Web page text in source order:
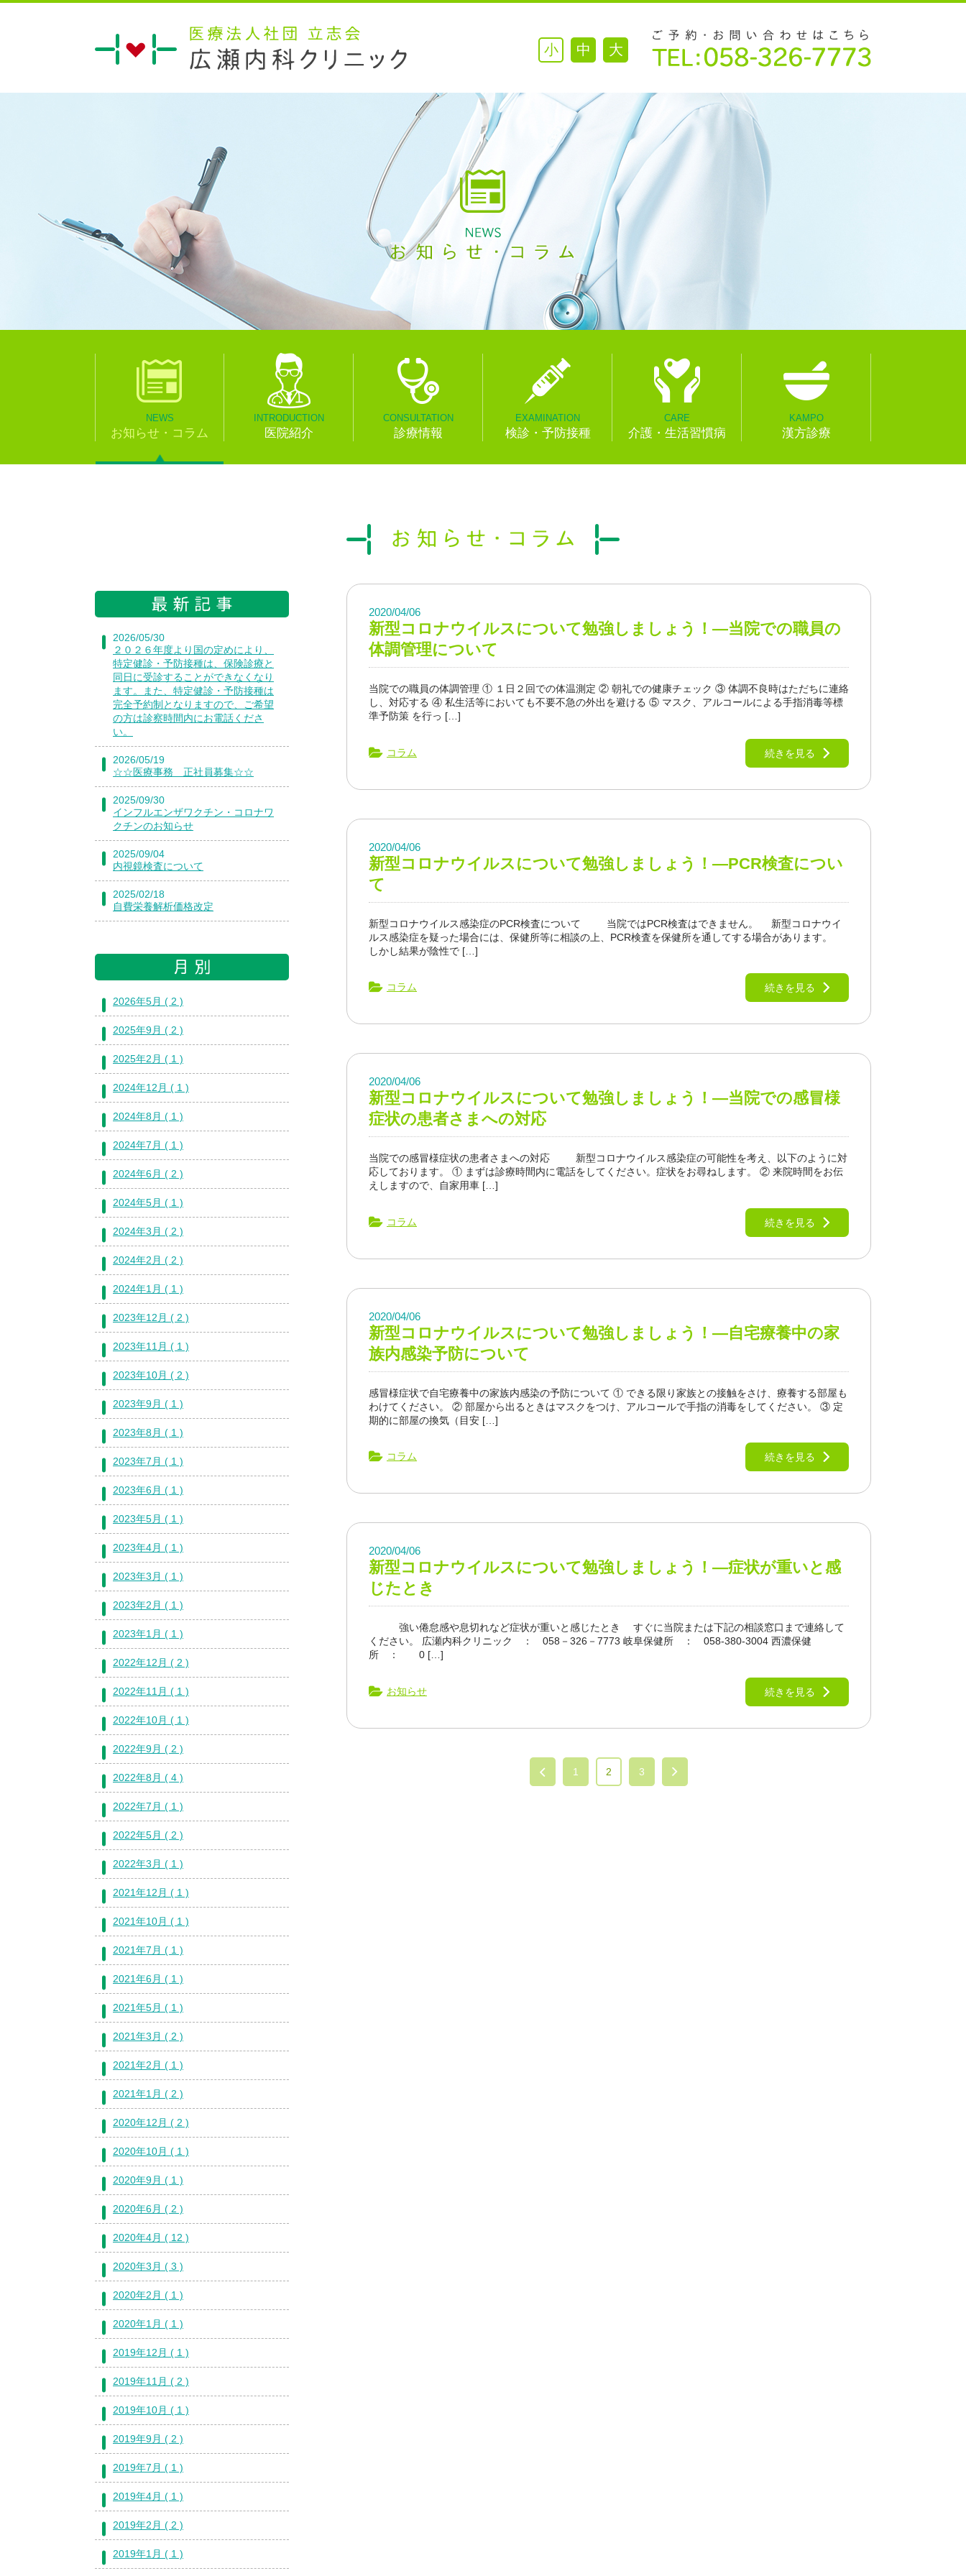
小 中 大
NEWS
お知らせ・コラム
INTRODUCTION
医院紹介
CONSULTATION
診療情報
EXAMINATION
検診・予防接種
CARE
介護・生活習慣病
KAMPO
漢方診療
2020/04/06
新型コロナウイルスについて勉強しましょう！―当院での職員の
体調管理について
当院での職員の体調管理 ① １日２回での体温測定 ② 朝礼での健康チェック ③ 体調不良時はただちに連絡
し、対応する ④ 私生活等においても不要不急の外出を避ける ⑤ マスク、アルコールによる手指消毒等標
準予防策 を行っ […]
コラム 続きを見る
2020/04/06
新型コロナウイルスについて勉強しましょう！―PCR検査につい
て
新型コロナウイルス感染症のPCR検査について 当院ではPCR検査はできません。 新型コロナウイ
ルス感染症を疑った場合には、保健所等に相談の上、PCR検査を保健所を通してする場合があります。
しかし結果が陰性で […]
コラム 続きを見る
2020/04/06
新型コロナウイルスについて勉強しましょう！―当院での感冒様
症状の患者さまへの対応
当院での感冒様症状の患者さまへの対応 新型コロナウイルス感染症の可能性を考え、以下のように対
応しております。 ① まずは診療時間内に電話をしてください。症状をお尋ねします。 ② 来院時間をお伝
えしますので、自家用車 […]
コラム 続きを見る
2020/04/06
新型コロナウイルスについて勉強しましょう！―自宅療養中の家
族内感染予防について
感冒様症状で自宅療養中の家族内感染の予防について ① できる限り家族との接触をさけ、療養する部屋も
わけてください。 ② 部屋から出るときはマスクをつけ、アルコールで手指の消毒をしてください。 ③ 定
期的に部屋の換気（目安 […]
コラム 続きを見る
2020/04/06
新型コロナウイルスについて勉強しましょう！―症状が重いと感
じたとき
強い倦怠感や息切れなど症状が重いと感じたとき すぐに当院または下記の相談窓口まで連絡して
ください。 広瀬内科クリニック ： 058－326－7773 岐阜保健所 ： 058-380-3004 西濃保健
所 ： 0 […]
お知らせ 続きを見る
1 2 3
2026/05/30
２０２６年度より国の定めにより、
特定健診・予防接種は、保険診療と
同日に受診することができなくなり
ます。また、特定健診・予防接種は
完全予約制となりますので、ご希望
の方は診察時間内にお電話くださ
い。
2026/05/19
☆☆医療事務 正社員募集☆☆
2025/09/30
インフルエンザワクチン・コロナワ
クチンのお知らせ
2025/09/04
内視鏡検査について
2025/02/18
自費栄養解析価格改定
2026年5月 ( 2 )
2025年9月 ( 2 )
2025年2月 ( 1 )
2024年12月 ( 1 )
2024年8月 ( 1 )
2024年7月 ( 1 )
2024年6月 ( 2 )
2024年5月 ( 1 )
2024年3月 ( 2 )
2024年2月 ( 2 )
2024年1月 ( 1 )
2023年12月 ( 2 )
2023年11月 ( 1 )
2023年10月 ( 2 )
2023年9月 ( 1 )
2023年8月 ( 1 )
2023年7月 ( 1 )
2023年6月 ( 1 )
2023年5月 ( 1 )
2023年4月 ( 1 )
2023年3月 ( 1 )
2023年2月 ( 1 )
2023年1月 ( 1 )
2022年12月 ( 2 )
2022年11月 ( 1 )
2022年10月 ( 1 )
2022年9月 ( 2 )
2022年8月 ( 4 )
2022年7月 ( 1 )
2022年5月 ( 2 )
2022年3月 ( 1 )
2021年12月 ( 1 )
2021年10月 ( 1 )
2021年7月 ( 1 )
2021年6月 ( 1 )
2021年5月 ( 1 )
2021年3月 ( 2 )
2021年2月 ( 1 )
2021年1月 ( 2 )
2020年12月 ( 2 )
2020年10月 ( 1 )
2020年9月 ( 1 )
2020年6月 ( 2 )
2020年4月 ( 12 )
2020年3月 ( 3 )
2020年2月 ( 1 )
2020年1月 ( 1 )
2019年12月 ( 1 )
2019年11月 ( 2 )
2019年10月 ( 1 )
2019年9月 ( 2 )
2019年7月 ( 1 )
2019年4月 ( 1 )
2019年2月 ( 2 )
2019年1月 ( 1 )